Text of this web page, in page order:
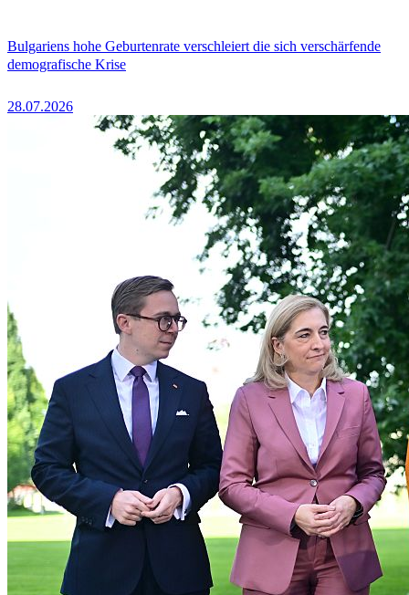
Bulgariens hohe Geburtenrate verschleiert die sich verschärfende
demografische Krise
28.07.2026